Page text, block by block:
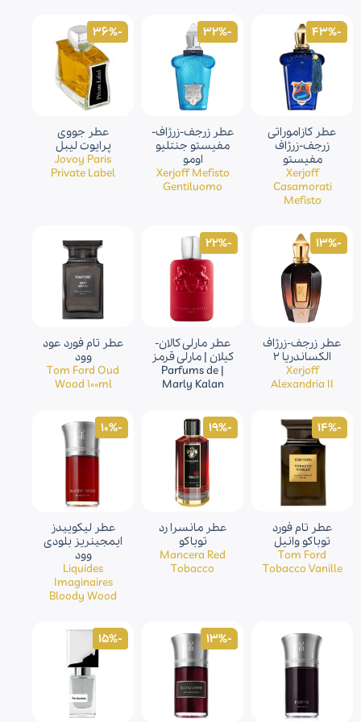
-43%
عطر کازاموراتی
زرجف-زرژاف
مفیستو
Xerjoff
Casamorati
Mefisto
-32%
عطر زرجف-زرژاف-
مفیستو جنتلیو
اومو
Xerjoff Mefisto
Gentiluomo
-36%
عطر جووی
پرایوت لیبل
Jovoy Paris
Private Label
-13%
عطر زرجف-زرژاف
الکساندریا 2
Xerjoff
Alexandria II
-22%
عطر مارلی کالان-
کیلان | مارلی قرمز
| Parfums de
Marly Kalan
عطر تام فورد عود
وود
Tom Ford Oud
Wood 100ml
-14%
عطر تام فورد
توباکو وانیل
Tom Ford
Tobacco Vanille
-19%
عطر مانسرا رد
توباکو
Mancera Red
Tobacco
-10%
عطر ليکوييدز
ايمجينريز بلودی
وود
Liquides
Imaginaires
Bloody Wood
-13%
-15%